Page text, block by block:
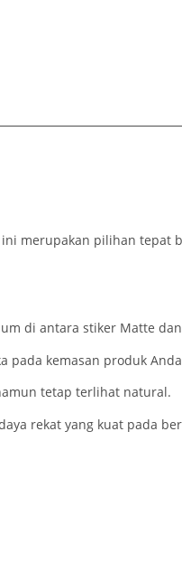
merupakan pilihan tepat
di antara stiker Matte dan
pada kemasan produk
tetap terlihat natural.
rekat yang kuat pada